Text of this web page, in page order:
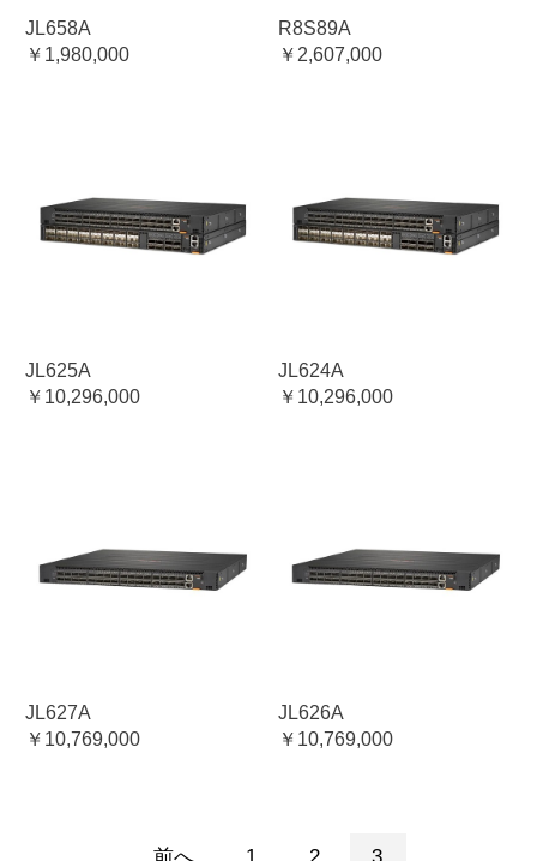
JL658A
￥1,980,000
R8S89A
￥2,607,000
JL625A
￥10,296,000
JL624A
￥10,296,000
JL627A
￥10,769,000
JL626A
￥10,769,000